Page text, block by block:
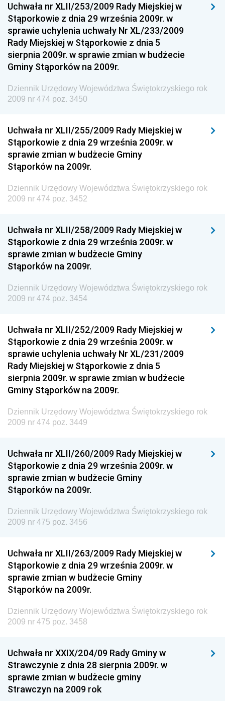
Dziennik Urzędowy Ministra Sportu
Dziennik Urzędowy Ministra Funduszy i Polityki
Regionalnej
Dziennik Urzędowy Ministra Aktywów Państwowych
Dziennik Urzędowy Ministra Zdrowia
Dziennik Urzędowy Ministra Środowiska i Głównego
Inspektora Ochrony Środowiska
Dziennik Urzędowy Ministerstwa Kultury, Dziedzictwa
Narodowego i Sportu
Dziennik Urzędowy Ministra Finansów, Funduszy i
Dziennik Urzędowy Ministra Rozwoju, Pracy i
Dziennik Urzędowy Ministra Kultury, Dziedzictwa
Narodowego i Sportu
Dziennik Urzędowy Ministra Rodziny i Polityki
Społecznej
Dziennik Urzędowy Komendy Głównej Straży
Granicznej
Drogowego
Dziennik Urzędowy Narodowego Banku Polskiego
Dziennik Urzędowy Komendy Głównej Policji
Dziennik Urzędowy Ministra Pracy i Polityki
Społecznej
Dziennik Urzędowy Ministra Transportu, Budownictwa
i Gospodarki Morskiej
Dziennik Urzędowy Ministra Spraw Zagranicznych
Dziennik Urzędowy Centralnego Biura
Antykorupcyjnego
Wewnętrznego
Dziennik Urzędowy Urzędu Patentowego
Dziennik Urzędowy Generalnej Dyrekcji Dróg
Krajowych i Autostrad
Dziennik Urzędowy Ministra Środowiska
Dziennik Urzędowy Ministra Edukacji
Dziennik Urzędowy Ministra Przemysłu
Dziennik Urzędowy Ministra Finansów i Gospodarki
Dziennik Urzędowy Ministra do Spraw Unii
Uchwała nr XLII/253/2009 Rady Miejskiej w
Stąporkowie z dnia 29 września 2009r. w
sprawie uchylenia uchwały Nr XL/233/2009
Rady Miejskiej w Stąporkowie z dnia 5
sierpnia 2009r. w sprawie zmian w budżecie
Gminy Stąporków na 2009r.
Dziennik Urzędowy Województwa Świętokrzyskiego rok
2009 nr 474 poz. 3450
Uchwała nr XLII/255/2009 Rady Miejskiej w
Stąporkowie z dnia 29 września 2009r. w
sprawie zmian w budżecie Gminy
Stąporków na 2009r.
Dziennik Urzędowy Województwa Świętokrzyskiego rok
2009 nr 474 poz. 3452
Uchwała nr XLII/258/2009 Rady Miejskiej w
Stąporkowie z dnia 29 września 2009r. w
sprawie zmian w budżecie Gminy
Stąporków na 2009r.
Dziennik Urzędowy Województwa Świętokrzyskiego rok
2009 nr 474 poz. 3454
Uchwała nr XLII/252/2009 Rady Miejskiej w
Stąporkowie z dnia 29 września 2009r. w
sprawie uchylenia uchwały Nr XL/231/2009
Rady Miejskiej w Stąporkowie z dnia 5
sierpnia 2009r. w sprawie zmian w budżecie
Gminy Stąporków na 2009r.
Dziennik Urzędowy Województwa Świętokrzyskiego rok
2009 nr 474 poz. 3449
Uchwała nr XLII/260/2009 Rady Miejskiej w
Stąporkowie z dnia 29 września 2009r. w
sprawie zmian w budżecie Gminy
Stąporków na 2009r.
Dziennik Urzędowy Województwa Świętokrzyskiego rok
2009 nr 475 poz. 3456
Uchwała nr XLII/263/2009 Rady Miejskiej w
Stąporkowie z dnia 29 września 2009r. w
sprawie zmian w budżecie Gminy
Stąporków na 2009r.
Dziennik Urzędowy Województwa Świętokrzyskiego rok
2009 nr 475 poz. 3458
Uchwała nr XXIX/204/09 Rady Gminy w
Strawczynie z dnia 28 sierpnia 2009r. w
sprawie zmian w budżecie gminy
Strawczyn na 2009 rok